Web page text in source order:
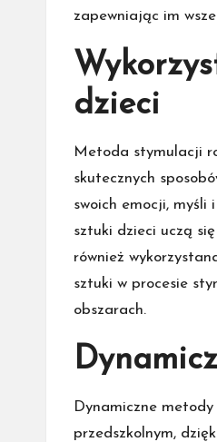
zapewniając im
dzieci
Metoda stymulacji
skutecznych
swoich emocji, myśli
sztuki dzieci uczą
również
sztuki w procesie
obszarach.
Dynamiczne
przedszkolnym,